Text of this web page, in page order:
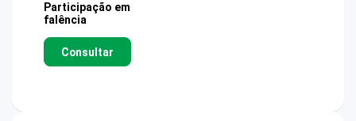
Participação em
falência
Consultar